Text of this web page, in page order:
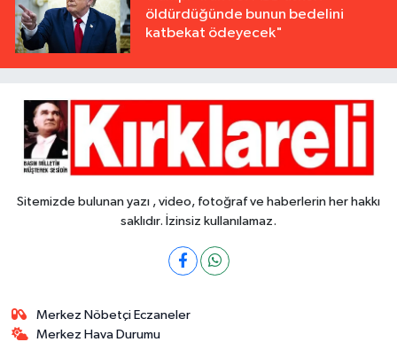
öldürdüğünde bunun bedelini
katbekat ödeyecek"
Sitemizde bulunan yazı , video, fotoğraf ve haberlerin her hakkı
saklıdır. İzinsiz kullanılamaz.
Merkez Nöbetçi Eczaneler
Merkez Hava Durumu